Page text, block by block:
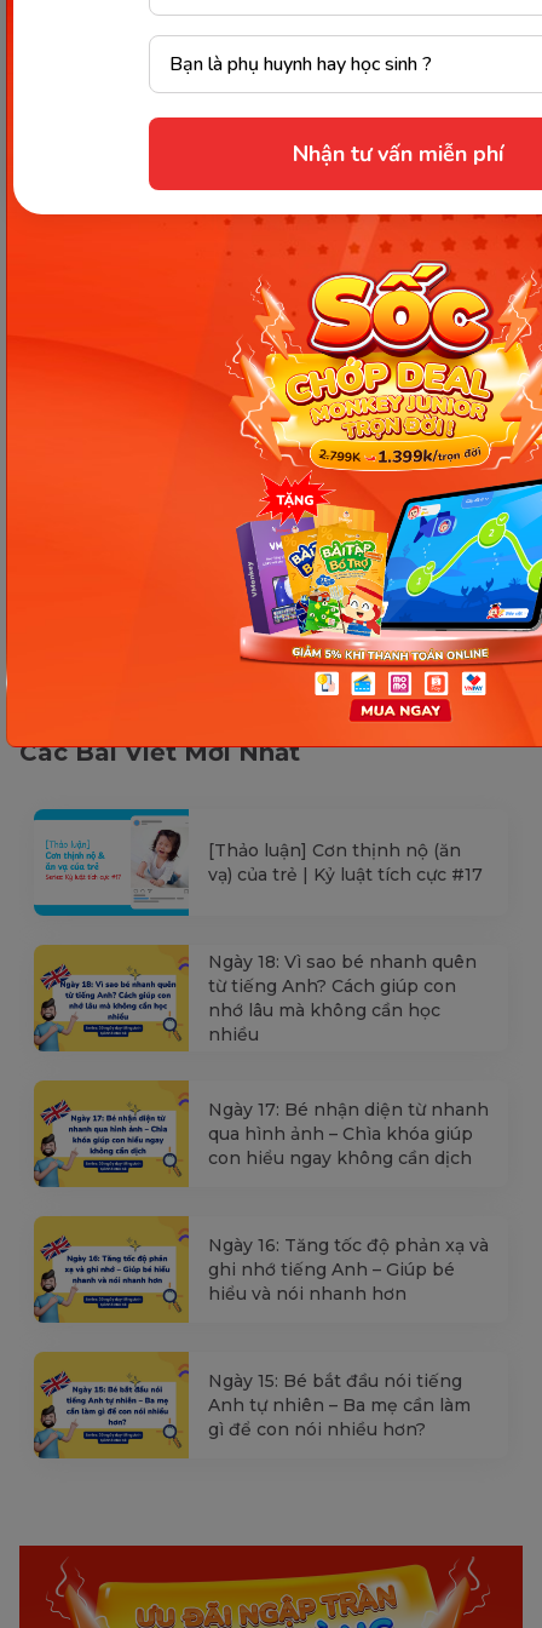
Nhận tư vấn miễn phí
nhận, cách yêu thương con cái của mình. Hãy dành
thời gian giao tiếp và chơi đùa cùng con cha mẹ
Nguồn tham khảo
Chia sẻ ngay
Thông tin trong bài viết được tổng hợp nhằm
mục đích tham khảo và có thể thay đổi mà
không cần báo trước. Quý khách vui lòng
kiểm tra lại qua các kênh chính thức hoặc liên
hệ trực tiếp với đơn vị liên quan để nắm bắt
Các Bài Viết Mới Nhất
[Thảo luận] Cơn thịnh nộ (ăn
vạ) của trẻ | Kỷ luật tích cực #17
Ngày 18: Vì sao bé nhanh quên
từ tiếng Anh? Cách giúp con
nhớ lâu mà không cần học
nhiều
Ngày 17: Bé nhận diện từ nhanh
qua hình ảnh – Chìa khóa giúp
con hiểu ngay không cần dịch
Ngày 16: Tăng tốc độ phản xạ và
ghi nhớ tiếng Anh – Giúp bé
hiểu và nói nhanh hơn
Ngày 15: Bé bắt đầu nói tiếng
Anh tự nhiên – Ba mẹ cần làm
gì để con nói nhiều hơn?